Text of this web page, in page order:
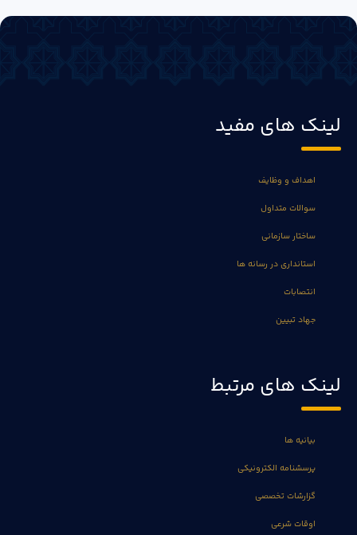
لینک های مفید
اهداف و وظایف
سوالات متداول
ساختار سازمانی
استانداری در رسانه ها
انتصابات
جهاد تبیین
لینک های مرتبط
بیانیه ها
پرسشنامه الکترونیکی
گزارشات تخصصی
اوقات شرعی